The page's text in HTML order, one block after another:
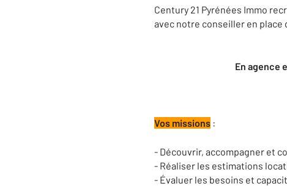
Century 21 Pyrénées Immo
avec notre conseiller en place
En agence
Vos missions :
- Découvrir, accompagner et
- Réaliser les estimations
- Évaluer les besoins et